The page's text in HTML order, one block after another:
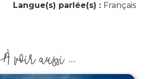
Langue(s) parlée(s) : Français
À voir aussi ...